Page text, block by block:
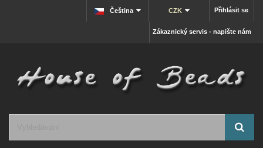
Přihlásit se
CZK
Čeština
Zákaznický servis - napište nám